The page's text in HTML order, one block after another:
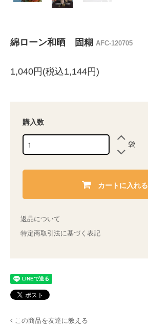
綿ローン和晒 固糊 AFC-120705
1,040円(税込1,144円)
購入数
袋
カートに入れる
返品について
特定商取引法に基づく表記
この商品を友達に教える